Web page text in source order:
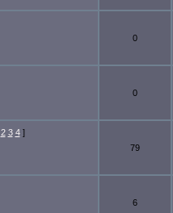
0
0
2 3 4 ]
79
6